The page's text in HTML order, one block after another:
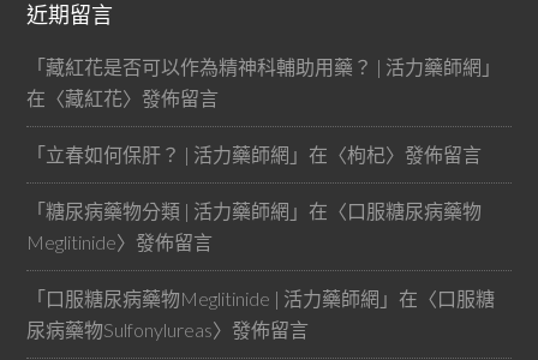
近期留言
「藏紅花是否可以作為精神科輔助用藥？ | 活力藥師網 」
在〈藏紅花〉發佈留言
「立春如何保肝？ | 活力藥師網 」在〈枸杞〉發佈留言
「糖尿病藥物分類 | 活力藥師網 」在〈口服糖尿病藥物
Meglitinide〉發佈留言
「口服糖尿病藥物Meglitinide | 活力藥師網 」在〈口服糖
尿病藥物Sulfonylureas〉發佈留言